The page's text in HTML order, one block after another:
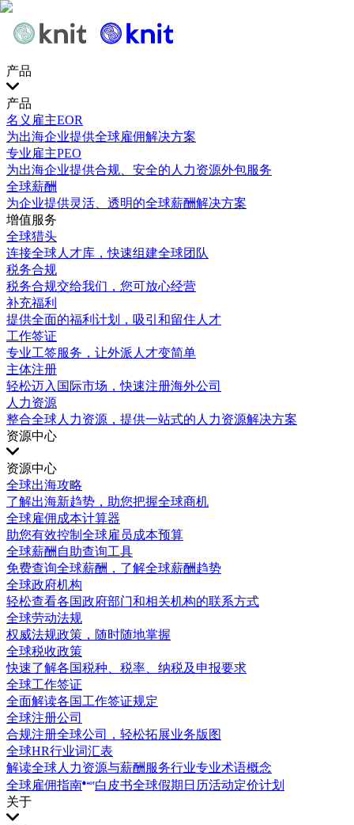
产品
产品
名义雇主EOR
为出海企业提供全球雇佣解决方案
专业雇主PEO
为出海企业提供合规、安全的人力资源外包服务
全球薪酬
为企业提供灵活、透明的全球薪酬解决方案
增值服务
全球猎头
连接全球人才库，快速组建全球团队
税务合规
税务合规交给我们，您可放心经营
补充福利
提供全面的福利计划，吸引和留住人才
工作签证
专业工签服务，让外派人才变简单
主体注册
轻松迈入国际市场，快速注册海外公司
人力资源
整合全球人力资源，提供一站式的人力资源解决方案
资源中心
资源中心
全球出海攻略
了解出海新趋势，助您把握全球商机
全球雇佣成本计算器
助您有效控制全球雇员成本预算
全球薪酬自助查询工具
免费查询全球薪酬，了解全球薪酬趋势
全球政府机构
轻松查看各国政府部门和相关机构的联系方式
全球劳动法规
权威法规政策，随时随地掌握
全球税收政策
快速了解各国税种、税率、纳税及申报要求
全球工作签证
全面解读各国工作签证规定
全球注册公司
合规注册全球公司，轻松拓展业务版图
全球HR行业词汇表
解读全球人力资源与薪酬服务行业专业术语概念
全球雇佣指南
白皮书全球假期日历活动定价计划
关于